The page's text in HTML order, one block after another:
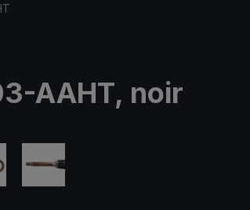
AAHT, noir